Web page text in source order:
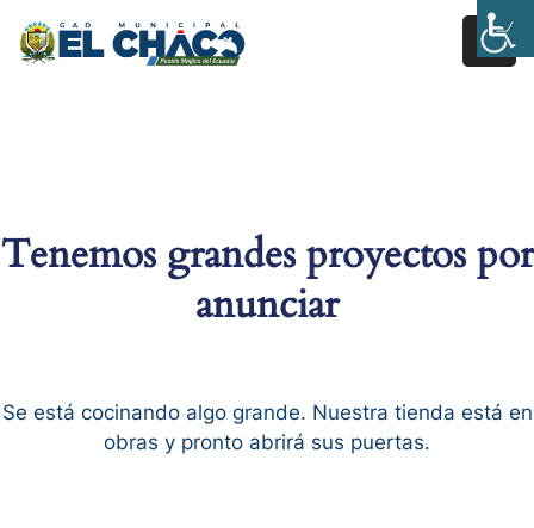
Rendición
Tenemos grandes proyectos por
anunciar
Se está cocinando algo grande. Nuestra tienda está en
obras y pronto abrirá sus puertas.